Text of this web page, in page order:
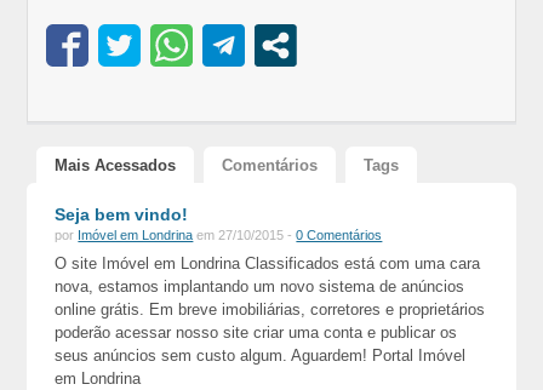
Mais Acessados Comentários Tags
Seja bem vindo!
por Imóvel em Londrina em 27/10/2015 -0 Comentários
O site Imóvel em Londrina Classificados está com uma cara
nova, estamos implantando um novo sistema de anúncios
online grátis. Em breve imobiliárias, corretores e proprietários
poderão acessar nosso site criar uma conta e publicar os
seus anúncios sem custo algum. Aguardem! Portal Imóvel
em Londrina